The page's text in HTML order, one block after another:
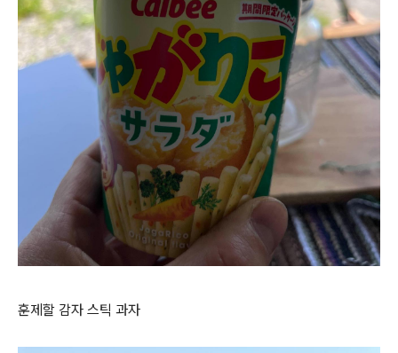
훈제할 감자 스틱 과자